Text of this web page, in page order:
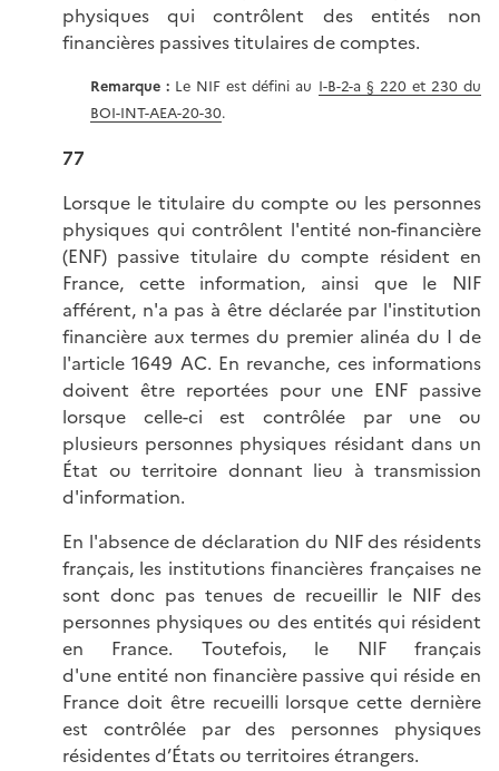
physiques qui contrôlent des entités non
financières passives titulaires de comptes.
Remarque :Le NIF est défini au I-B-2-a § 220 et 230 du
BOI-INT-AEA-20-30.
77
Lorsque le titulaire du compte ou les personnes
physiques qui contrôlent l'entité non-financière
(ENF) passive titulaire du compte résident en
France, cette information, ainsi que le NIF
afférent, n'a pas à être déclarée par l'institution
financière aux termes du premier alinéa du I de
l'article 1649 AC. En revanche, ces informations
doivent être reportées pour une ENF passive
lorsque celle-ci est contrôlée par une ou
plusieurs personnes physiques résidant dans un
État ou territoire donnant lieu à transmission
d'information.
En l'absence de déclaration du NIF des résidents
français, les institutions financières françaises ne
sont donc pas tenues de recueillir le NIF des
personnes physiques ou des entités qui résident
en France. Toutefois, le NIF français
d'une entité non financière passive qui réside en
France doit être recueilli lorsque cette dernière
est contrôlée par des personnes physiques
résidentes d’États ou territoires étrangers.